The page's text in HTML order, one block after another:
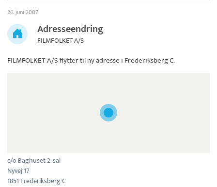
26. juni 2007
Adresseendring
FILMFOLKET A/S
FILMFOLKET A/Sflytter til ny adresse i Frederiksberg C.
c/o Baghuset 2. sal
Nyvej 17
1851 Frederiksberg C